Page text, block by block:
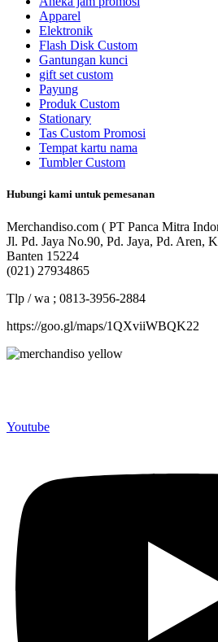
Apparel
Elektronik
Flash Disk Custom
Gantungan kunci
gift set custom
Payung
Produk Custom
Stationary
Tas Custom Promosi
Tempat kartu nama
Tumbler Custom
Hubungi kami untuk pemesanan
Merchandiso.com ( PT Panca Mitra
Jl. Pd. Jaya No.90, Pd. Jaya, Pd. Aren,
Banten 15224
(021) 27934865
Tlp / wa ; 0813-3956-2884
https://goo.gl/maps/1QXviiWBQK22
Youtube